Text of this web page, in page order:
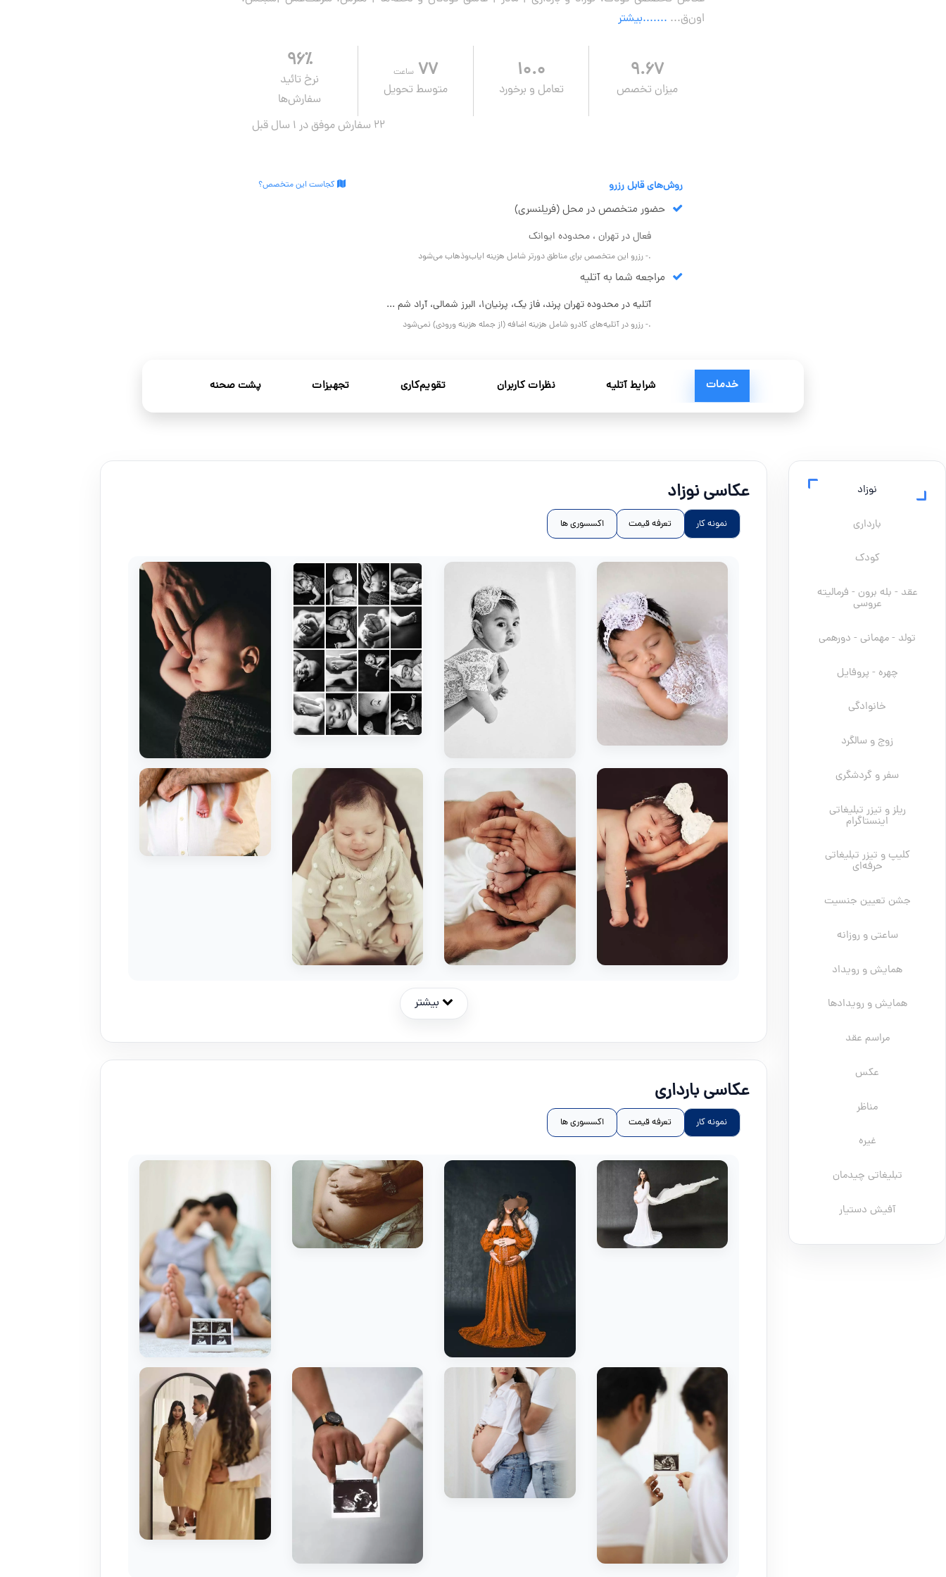
اون‌ق... .......بیشتر
۹.۶۷
میزان تخصص
۱۰.۰
تعامل و برخورد
۷۷ ساعت
متوسط تحویل
۹۶٪
نرخ تائید
سفارش‌ها
22 سفارش موفق در ۱ سال قبل
روش‌های قابل رزرو
حضور متخصص در محل (فریلنسری)
فعال در تهران ، محدوده ایوانک
.- رزرو این متخصص برای مناطق دورتر شامل هزینه ایاب‌وذهاب می‌شود
کجاست این متخصص؟
مراجعه شما به آتلیه
آتلیه در محدوده تهران پرند، فاز یک، پرنیان۱، البرز شمالی، آراد شم ...
.- رزرو در آتلیه‌های کادرو شامل هزینه اضافه (از جمله هزینه ورودی) نمی‌شود
خدمات شرایط آتلیه نظرات کاربران تقویم‌کاری تجهیزات پشت صحنه
نوزاد
بارداری
کودک
عقد - بله برون - فرمالیته
عروسی
تولد - مهمانی - دورهمی
چهره - پروفایل
خانوادگی
زوج و سالگرد
سفر و گردشگری
ریلز و تیزر تبلیغاتی
اینستاگرام
کلیپ و تیزر تبلیغاتی
حرفه‌ای
جشن تعیین جنسیت
ساعتی و روزانه
همایش و رویداد
همایش و رویدادها
مراسم عقد
عکس
مناظر
غیره
تبلیغاتی چیدمان
آفیش دستیار
عکاسی نوزاد
نمونه کار تعرفه قیمت اکسسوری ها
بیشتر
عکاسی بارداری
نمونه کار تعرفه قیمت اکسسوری ها